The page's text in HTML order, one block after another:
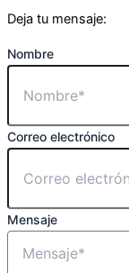
Deja tu mensaje:
Nombre
Correo electrónico
Mensaje